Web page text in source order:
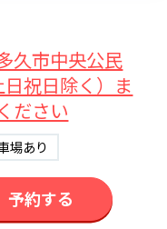
久市中央公民
祝日除く）ま
ださい
場あり
予約する